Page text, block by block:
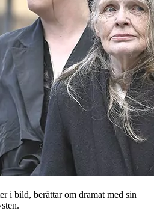
i bild, berättar om dramat med sin